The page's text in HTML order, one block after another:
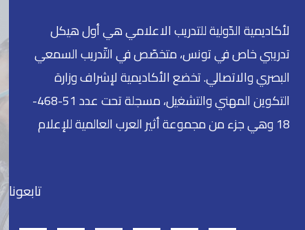
لأكاديمية الدّولية للتدريب الاعلامي هي أول هيكل
تدريبي خاص في تونس، متخصّص في التّدريب السمعي
البصري والاتصالي. تخضع الأكاديمية لإشراف وزارة
التكوين المهني والتشغيل، مسجلة تحت عدد 51-468-
18 وهي جزء من مجموعة أثير العرب العالمية للإعلام
تابعونا